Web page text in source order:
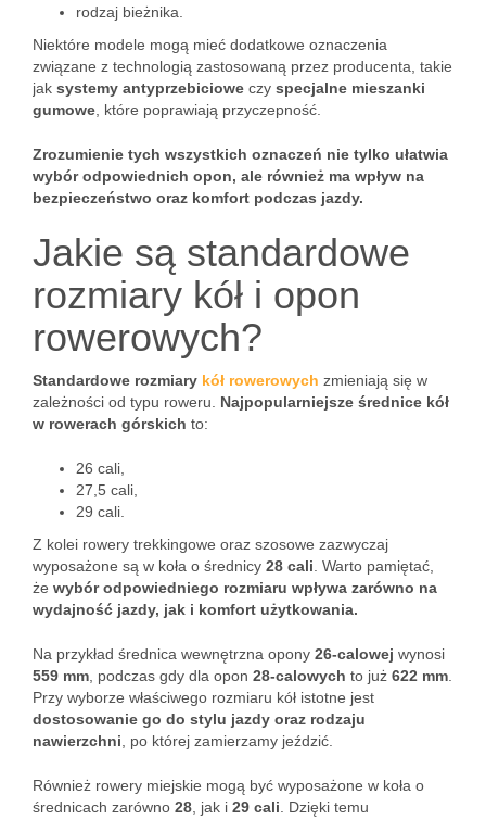
rodzaj bieżnika.
Niektóre modele mogą mieć dodatkowe oznaczenia
związane z technologią zastosowaną przez producenta, takie
jak systemy antyprzebiciowe czy specjalne mieszanki
gumowe , które poprawiają przyczepność.
Zrozumienie tych wszystkich oznaczeń nie tylko ułatwia
wybór odpowiednich opon, ale również ma wpływ na
bezpieczeństwo oraz komfort podczas jazdy.
Jakie są standardowe
rozmiary kół i opon
rowerowych?
Standardowe rozmiary kół rowerowych zmieniają się w
zależności od typu roweru. Najpopularniejsze średnice kół
w rowerach górskich to:
26 cali,
27,5 cali,
29 cali.
Z kolei rowery trekkingowe oraz szosowe zazwyczaj
wyposażone są w koła o średnicy 28 cali . Warto pamiętać,
że wybór odpowiedniego rozmiaru wpływa zarówno na
wydajność jazdy, jak i komfort użytkowania.
Na przykład średnica wewnętrzna opony 26-calowej wynosi
559 mm , podczas gdy dla opon 28-calowych to już 622 mm
Przy wyborze właściwego rozmiaru kół istotne jest
dostosowanie go do stylu jazdy oraz rodzaju
nawierzchni , po której zamierzamy jeździć.
Również rowery miejskie mogą być wyposażone w koła o
średnicach zarówno 28 , jak i 29 cali . Dzięki temu